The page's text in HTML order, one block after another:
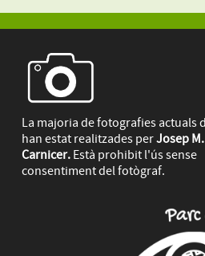
La majoria de fotografies actuals
han estat realitzades perJosep
Carnicer. Està prohibit l'ús sense
consentiment del fotògraf.